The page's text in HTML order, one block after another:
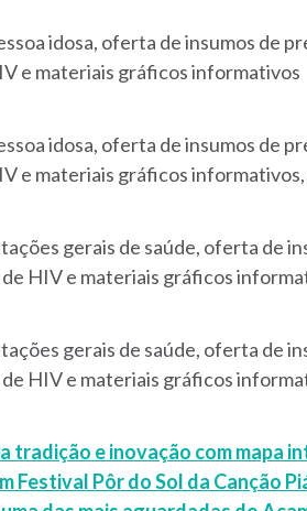
idosa, oferta de insumos de
e materiais gráficos informativos
idosa, oferta de insumos de
e materiais gráficos
gerais de saúde, oferta de
HIV e materiais gráficos
gerais de saúde, oferta de
HIV e materiais gráficos
tradição e inovação com mapa
Festival Pôr do Sol da Canção